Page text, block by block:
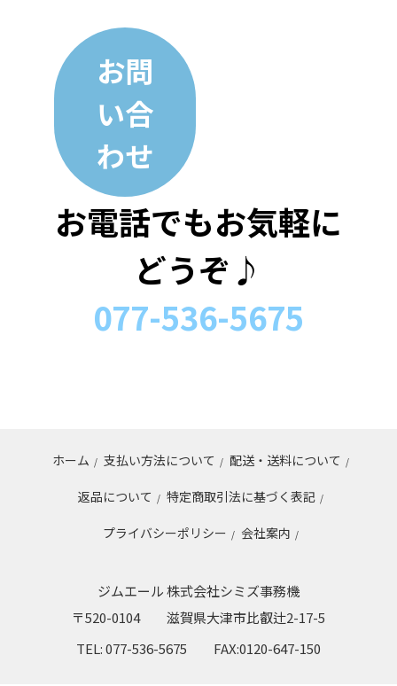
お問
い合
わせ
お電話でもお気軽に
どうぞ♪
077-536-5675
ホーム / 支払い方法について / 配送・送料について /
返品について / 特定商取引法に基づく表記 /
プライバシーポリシー / 会社案内 /
ジムエール 株式会社シミズ事務機
〒520-0104
滋賀県大津市比叡辻2-17-5
TEL: 077-536-5675
FAX:0120-647-150